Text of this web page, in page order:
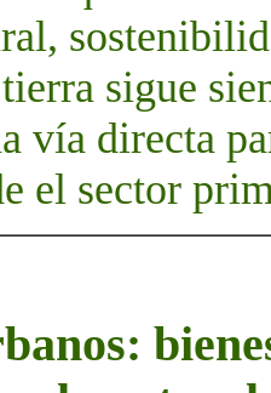
sigue
vía directa
el sector